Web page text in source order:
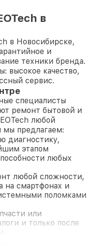
в
в Новосибирске,
и
техники бренда.
высокое качество,
сервис.
специалисты
ремонт бытовой и
любой
предлагаем:
диагностику,
этапом
любых
любой сложности,
на смартфонах и
поломками
или
и только после
комплектующие